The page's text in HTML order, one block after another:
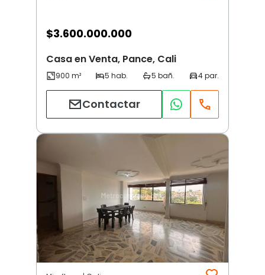
$3.600.000.000
Casa en Venta, Pance, Cali
Contactar